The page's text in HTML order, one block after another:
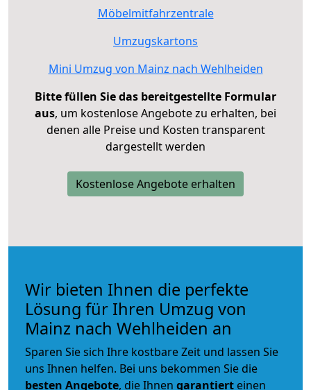
Möbelmitfahrzentrale
Umzugskartons
Mini Umzug von Mainz nach Wehlheiden
Bitte füllen Sie das bereitgestellte Formular
aus, um kostenlose Angebote zu erhalten, bei
denen alle Preise und Kosten transparent
dargestellt werden
Kostenlose Angebote erhalten
Wir bieten Ihnen die perfekte
Lösung für Ihren Umzug von
Mainz nach Wehlheiden an
Sparen Sie sich Ihre kostbare Zeit und lassen Sie
uns Ihnen helfen. Bei uns bekommen Sie die
besten Angebote, die Ihnen garantiert einen